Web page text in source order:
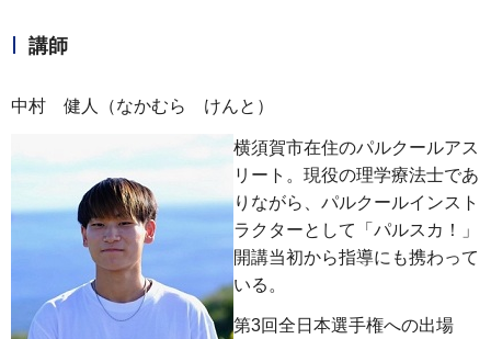
講師
中村 健人（なかむら けんと）
横須賀市在住のパルクールアス
リート。現役の理学療法士であ
りながら、パルクールインスト
ラクターとして「パルスカ！」
開講当初から指導にも携わって
いる。
第3回全日本選手権への出場